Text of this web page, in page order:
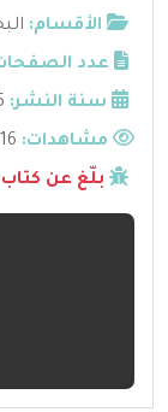
الأقسام:
عدد
سنة النشر:
مشاهدات:
بلّغ عن كتاب